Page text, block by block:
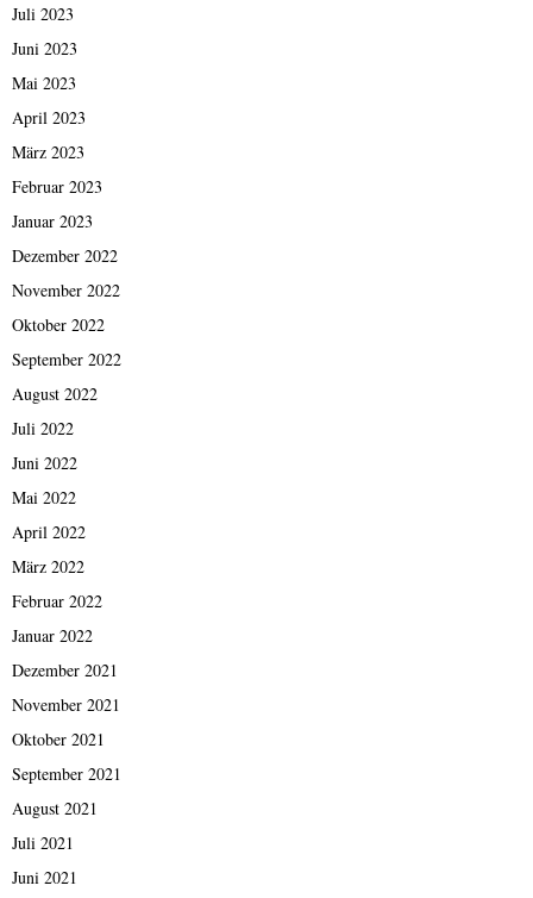
Juli 2023
Juni 2023
Mai 2023
April 2023
März 2023
Februar 2023
Januar 2023
Dezember 2022
November 2022
Oktober 2022
September 2022
August 2022
Juli 2022
Juni 2022
Mai 2022
April 2022
März 2022
Februar 2022
Januar 2022
Dezember 2021
November 2021
Oktober 2021
September 2021
August 2021
Juli 2021
Juni 2021